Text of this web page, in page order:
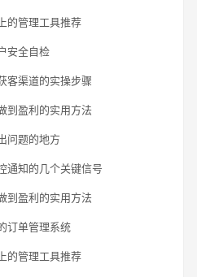
的管理工具推荐
安全自检
客渠道的实操步骤
到盈利的实用方法
问题的地方
通知的几个关键信号
到盈利的实用方法
订单管理系统
的管理工具推荐